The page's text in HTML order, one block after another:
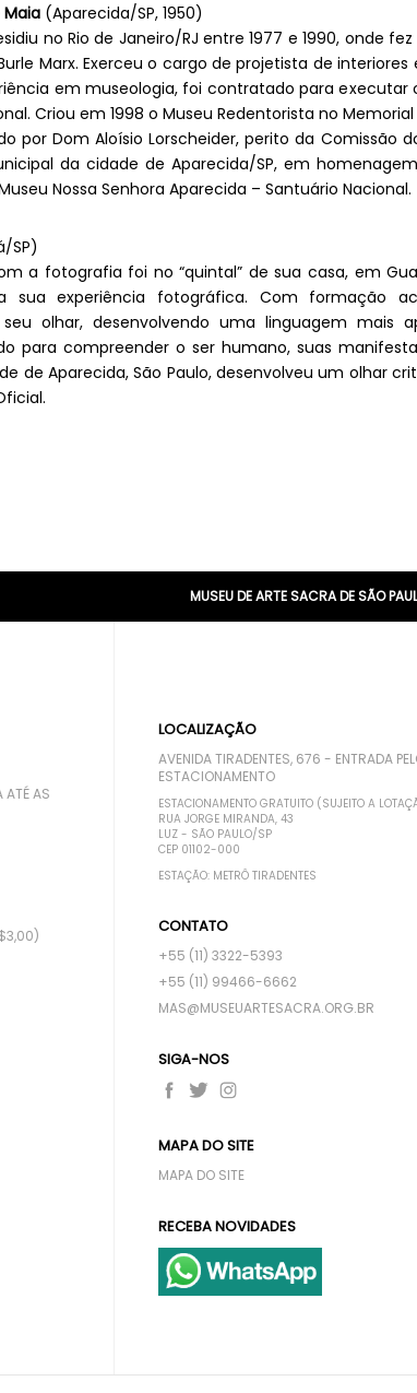
(Aparecida/SP, 1950)
no Rio de Janeiro/RJ entre 1977 e 1990, onde
Marx. Exerceu o cargo de projetista de
em museologia, foi contratado para
Criou em 1998 o Museu Redentorista no
por Dom Aloísio Lorscheider, perito da Comissão
da cidade de Aparecida/SP, em
Nossa Senhora Aparecida – Santuário Nacional.
SP)
a fotografia foi no “quintal” de sua casa, em
sua experiência fotográfica. Com formação
seu olhar, desenvolvendo uma linguagem
para compreender o ser humano, suas
de Aparecida, São Paulo, desenvolveu um olhar
MUSEU DE ARTE SACRA DE SÃO
ATÉ AS
LOCALIZAÇÃO
AVENIDA TIRADENTES, 676 - ENTRADA
ESTACIONAMENTO
ESTACIONAMENTO GRATUITO (SUJEITO A
RUA JORGE MIRANDA, 43
LUZ - SÃO PAULO/SP
CEP 01102-000
ESTAÇÃO: METRÔ TIRADENTES
CONTATO
+55 (11) 3322-5393
+55 (11) 99466-6662
MAS@MUSEUARTESACRA.ORG.BR
SIGA-NOS
MAPA DO SITE
MAPA DO SITE
RECEBA NOVIDADES